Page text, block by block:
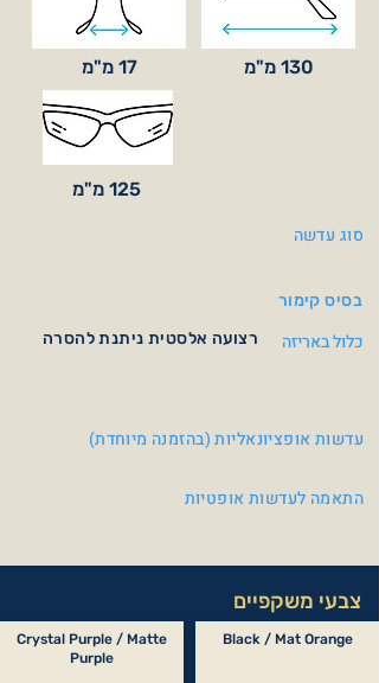
17 מ"מ 130 מ"מ
125 מ"מ
סוג עדשה
בסיס קימור
רצועה אלסטית ניתנת להסרה
כלול באריזה
עדשות אופציונאליות (בהזמנה מיוחדת)
התאמה לעדשות אופטיות
צבעי משקפיים
Crystal Purple / Matte
Purple
Black / Mat Orange